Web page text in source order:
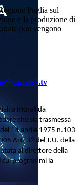
Puglia sul
e la produzione di
non vengono
o morali da
che sia trasmessa
14 aprile 1975 n.103
Art. 32 del T.U. della
al direttore della
cui programmi la